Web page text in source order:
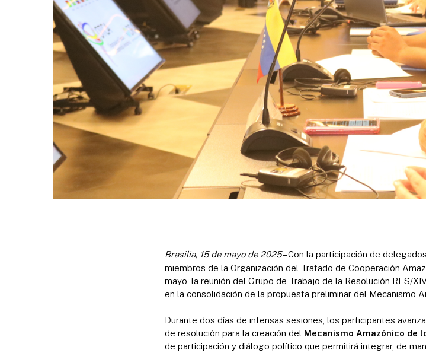
Brasilia, 15 de mayo de 2025– Con la participación de
miembros de la Organización del Tratado de Cooperación
mayo, la reunión del Grupo de Trabajo de la Resolución RES/
en la consolidación de la propuesta preliminar del Mecanismo
Durante dos días de intensas sesiones, los participantes
de resolución para la creación del Mecanismo Amazónico de
de participación y diálogo político que permitirá integrar, de